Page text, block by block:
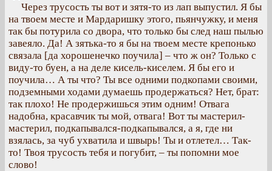
Через трусость ты вот и зятя-то из лап выпустил. Я бы
на твоем месте и Мардаришку этого, пьянчужку, и меня
так бы потурила со двора, что только бы след наш пылью
завеяло. Да! А зятька-то я бы на твоем месте крепонько
связала [да хорошенечко поучила] – что ж он? Только с
виду-то буен, а на деле кисель-киселем. Я бы его и
поучила… А ты что? Ты все одними подкопами своими,
подземными ходами думаешь продержаться? Нет, брат:
так плохо! Не продержишься этим одним! Отвага
надобна, красавчик ты мой, отвага! Вот ты мастерил-
мастерил, подкапывался-подкапывался, а я, где ни
взялась, за чуб ухватила и швырь! Ты и отлетел… Так-
то! Твоя трусость тебя и погубит, – ты попомни мое
слово!